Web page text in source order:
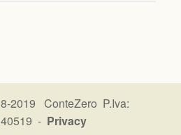
2019 ConteZero P.Iva:
- Privacy